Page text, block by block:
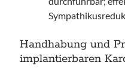
Handhabung und
implantierbaren